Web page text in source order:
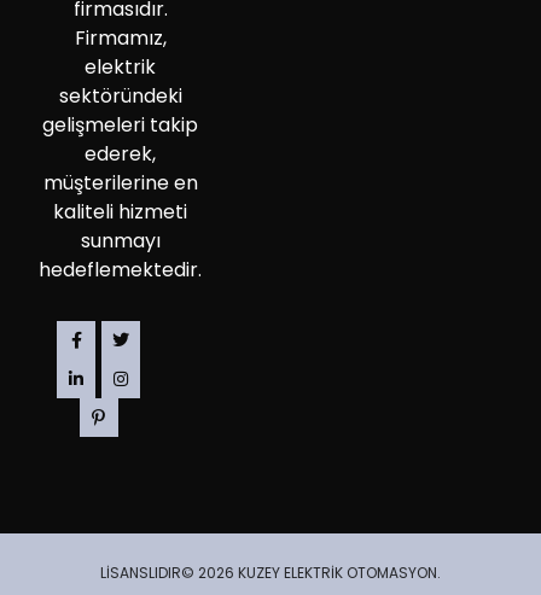
firmasıdır.
Firmamız,
elektrik
sektöründeki
gelişmeleri takip
ederek,
müşterilerine en
kaliteli hizmeti
sunmayı
hedeflemektedir.
LİSANSLIDIR© 2026 KUZEY ELEKTRİK OTOMASYON.